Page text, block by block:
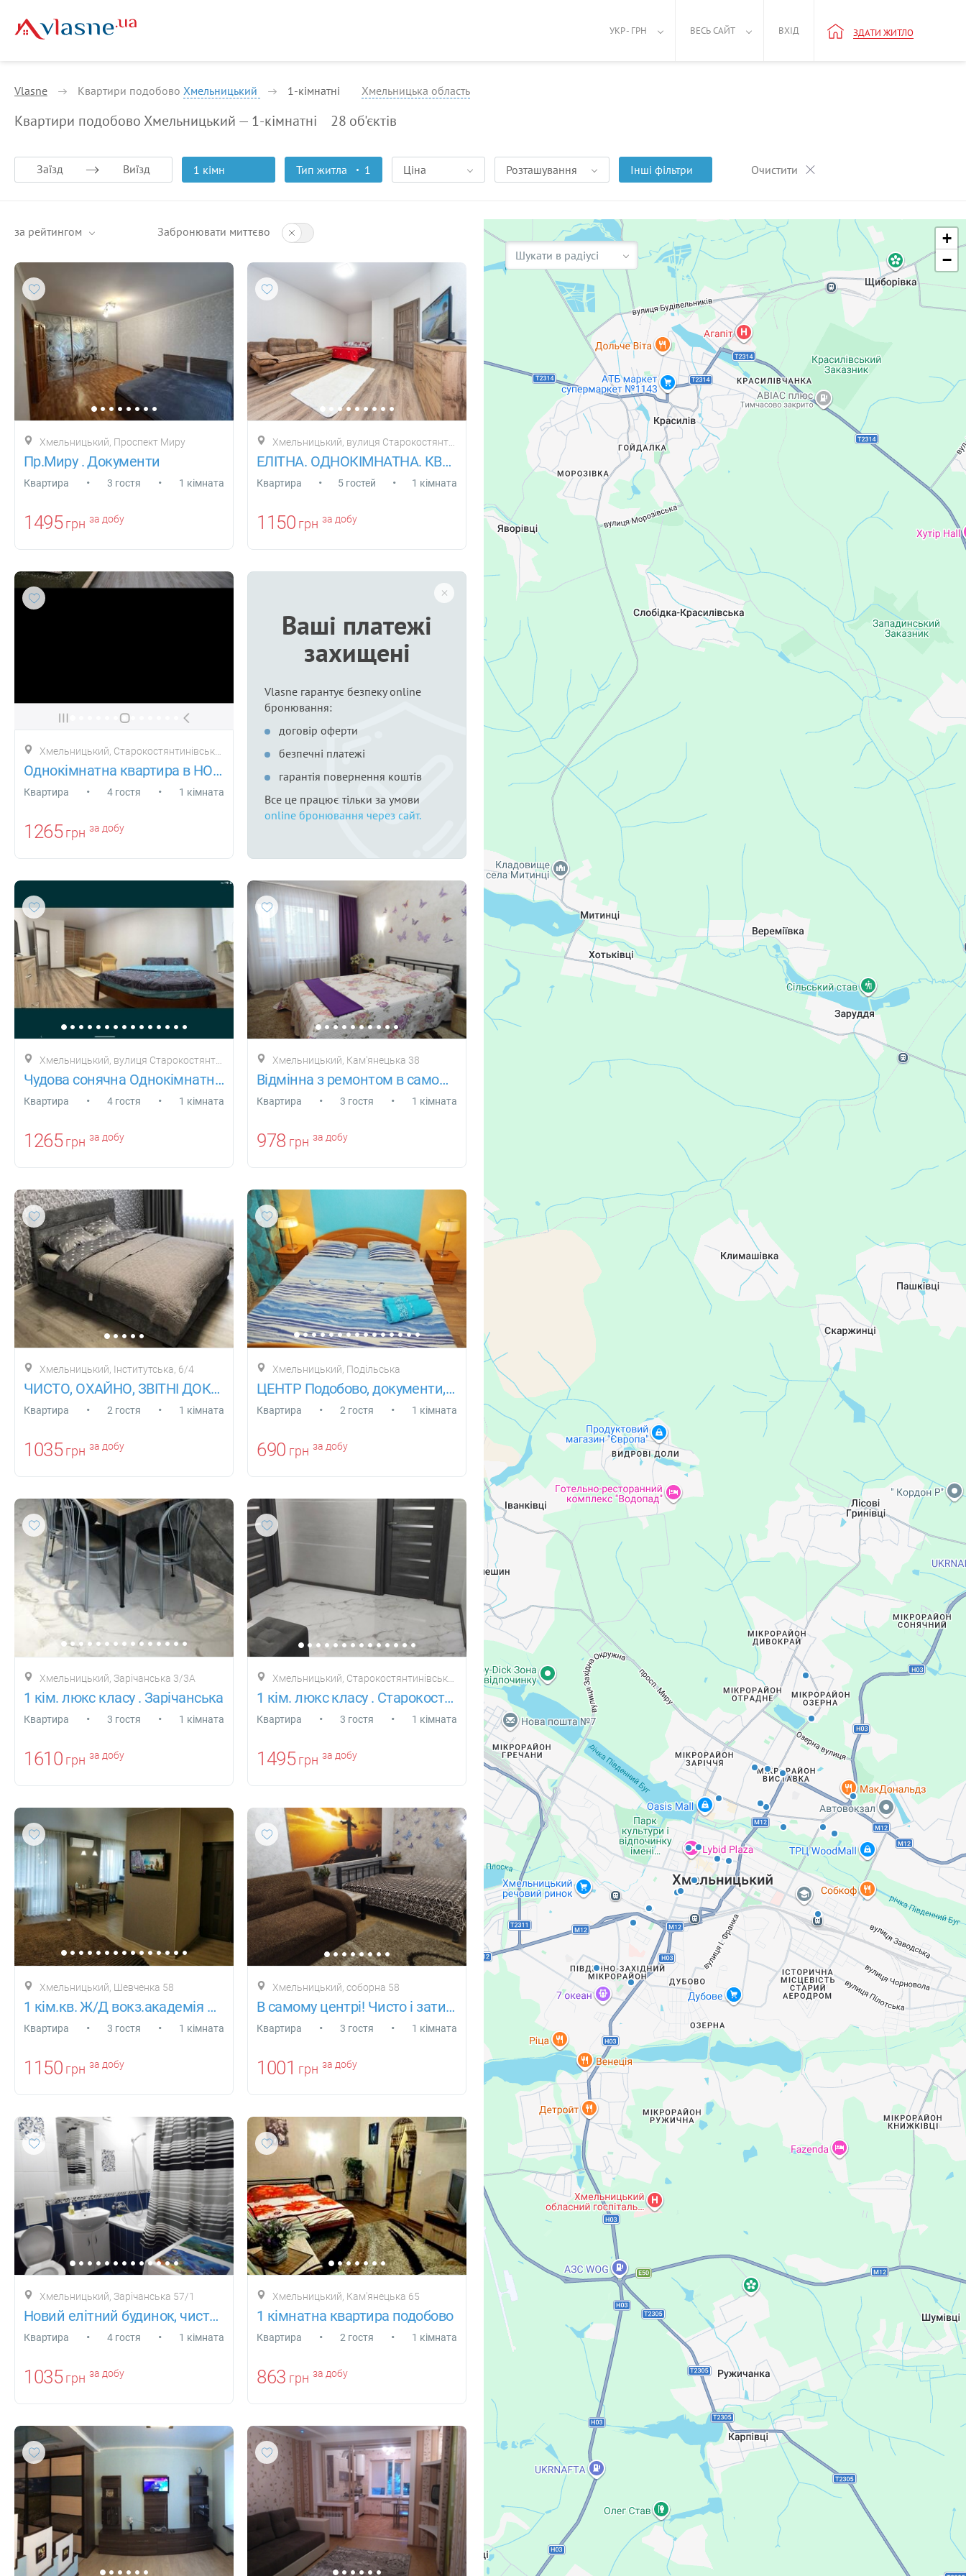
УКР - ГРН ВЕСЬ САЙТ ВХІД ЗДАТИ ЖИТЛО
Vlasne Квартири подобово Хмельницький 1-кiмнатнi Хмельницька область
Квартири подобово Хмельницький — 1-кiмнатнi 28 об'єктів
Заїзд Виїзд 1 кімн Тип житла 1 Ціна Розташування Інші фільтри Очистити
за рейтингом Забронювати миттєво
Хмельницький, Проспект Миру
Пр.Миру . Документи
Квартира • 3 гостя • 1 кімната
1495 грн за добу
Хмельницький, вулиця Старокостянтинівське шосе, будинок 5/3 ж
ЕЛІТНА. ОДНОКІМНАТНА. КВАРТИРА В НОВОБ
Квартира • 5 гостей • 1 кімната
1150 грн за добу
Хмельницький, Старокостянтинівське шосе 5/2 а
Однокімнатна квартира в НОВОБУДОВІ З ПА
Квартира • 4 гостя • 1 кімната
1265 грн за добу
Ваші платежі
захищені
Vlasne гарантує безпеку online
бронювання:
договір оферти
безпечні платежі
гарантія повернення коштів
Все це працює тільки за умови
online бронювання через сайт.
Хмельницький, вулиця Старокостянтинівське шосе, будинок 5/3ж
Чудова сонячна Однокімнатна квартира з Б
Квартира • 4 гостя • 1 кімната
1265 грн за добу
Хмельницький, Кам'янецька 38
Відмінна з ремонтом в самому центрі
Квартира • 3 гостя • 1 кімната
978 грн за добу
Хмельницький, Інститутська, 6/4
ЧИСТО, ОХАЙНО, ЗВІТНІ ДОКУМЕНТИ, ЗАТИШОК
Квартира • 2 гостя • 1 кімната
1035 грн за добу
Хмельницький, Подільська
ЦЕНТР Подобово, документи, чисто, інтерн
Квартира • 2 гостя • 1 кімната
690 грн за добу
Хмельницький, Зарічанська 3/3А
1 кім. люкс класу . Зарічанська
Квартира • 3 гостя • 1 кімната
1610 грн за добу
Хмельницький, Старокостянтинівське шосе 5/3Г
1 кім. люкс класу . Старокостянтинівське
Квартира • 3 гостя • 1 кімната
1495 грн за добу
Хмельницький, Шевченка 58
1 кім.кв. Ж/Д вокз.академія прик.військ
Квартира • 3 гостя • 1 кімната
1150 грн за добу
Хмельницький, соборна 58
В самому центрі! Чисто і затишно!
Квартира • 3 гостя • 1 кімната
1001 грн за добу
Хмельницький, Зарічанська 57/1
Новий елітний будинок, чисто і затишно!
Квартира • 4 гостя • 1 кімната
1035 грн за добу
Хмельницький, Кам'янецька 65
1 кімнатна квартира подобово
Квартира • 2 гостя • 1 кімната
863 грн за добу
Шукати в радіусі
+
−